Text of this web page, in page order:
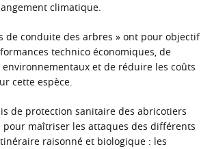
climatique.
de conduite des arbres » ont pour objectif
technico économiques, de
et de réduire les coûts
cette espèce.
de protection sanitaire des abricotiers
maîtriser les attaques des différents
raisonné et biologique : les